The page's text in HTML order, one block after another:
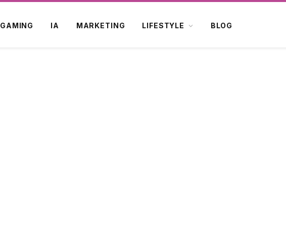
GAMING IA MARKETING LIFESTYLE BLOG